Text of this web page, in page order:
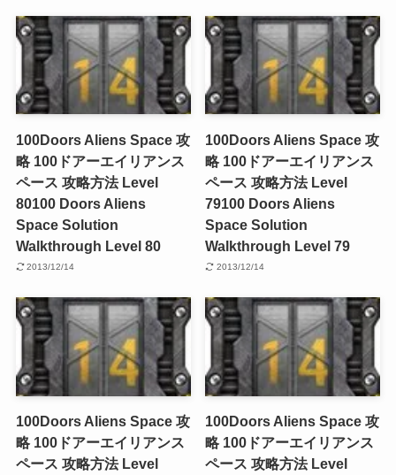
100Doors Aliens Space 攻
略 100ドアーエイリアンス
ペース 攻略方法 Level
80100 Doors Aliens
Space Solution
Walkthrough Level 80
2013/12/14
100Doors Aliens Space 攻
略 100ドアーエイリアンス
ペース 攻略方法 Level
79100 Doors Aliens
Space Solution
Walkthrough Level 79
2013/12/14
100Doors Aliens Space 攻
略 100ドアーエイリアンス
ペース 攻略方法 Level
100Doors Aliens Space 攻
略 100ドアーエイリアンス
ペース 攻略方法 Level